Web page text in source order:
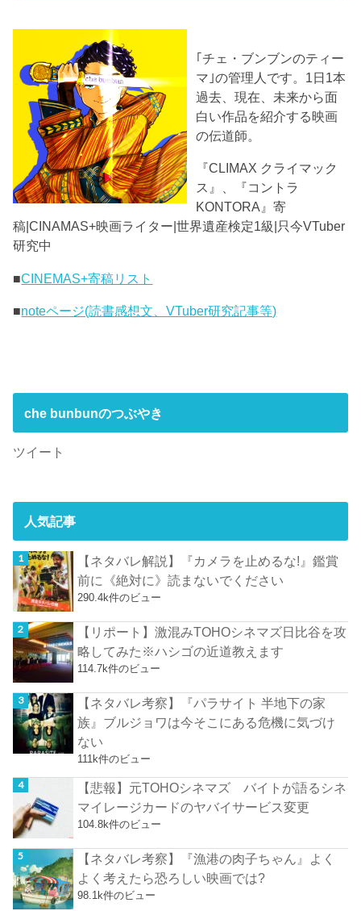
｢チェ・ブンブンのティー
マ｣の管理人です。1日1本
過去、現在、未来から面
白い作品を紹介する映画
の伝道師。
『CLIMAX クライマック
ス』、『コントラ
KONTORA』寄
稿|CINAMAS+映画ライター|世界遺産検定1級|只今VTuber
研究中
■CINEMAS+寄稿リスト
■noteページ(読書感想文、VTuber研究記事等)
che bunbunのつぶやき
ツイート
人気記事
【ネタバレ解説】『カメラを止めるな!』鑑賞
前に《絶対に》読まないでください
290.4k件のビュー
【リポート】激混みTOHOシネマズ日比谷を攻
略してみた※ハシゴの近道教えます
114.7k件のビュー
【ネタバレ考察】『パラサイト 半地下の家
族』ブルジョワは今そこにある危機に気づけ
ない
111k件のビュー
【悲報】元TOHOシネマズ バイトが語るシネ
マイレージカードのヤバイサービス変更
104.8k件のビュー
【ネタバレ考察】『漁港の肉子ちゃん』よく
よく考えたら恐ろしい映画では?
98.1k件のビュー